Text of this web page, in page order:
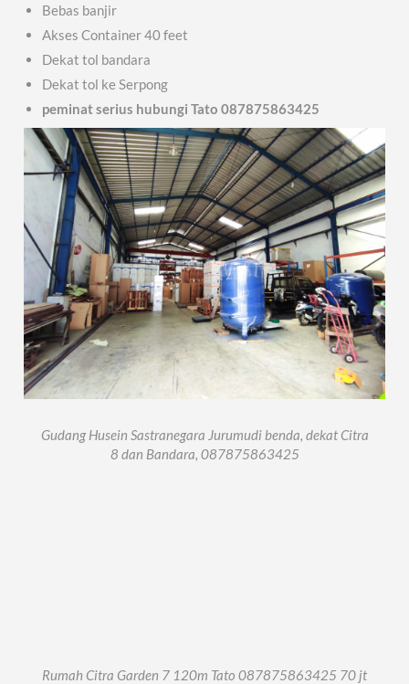
Bebas banjir
Akses Container 40 feet
Dekat tol bandara
Dekat tol ke Serpong
peminat serius hubungi Tato 087875863425
Gudang Husein Sastranegara Jurumudi benda, dekat Citra
8 dan Bandara, 087875863425
Rumah Citra Garden 7 120m Tato 087875863425 70 jt